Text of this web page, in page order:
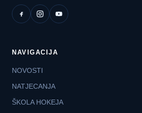
NAVIGACIJA
NOVOSTI
NATJECANJA
ŠKOLA HOKEJA